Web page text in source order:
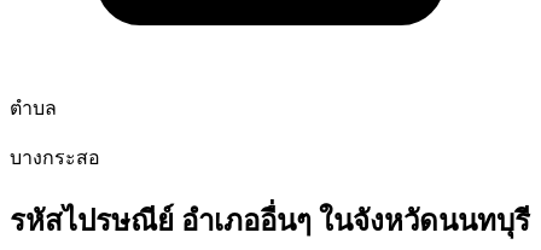
ตำบล
บางกระสอ
รหัสไปรษณีย์ อำเภออื่นๆ ในจังหวัดนนทบุรี